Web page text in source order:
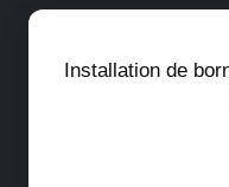
Installation de